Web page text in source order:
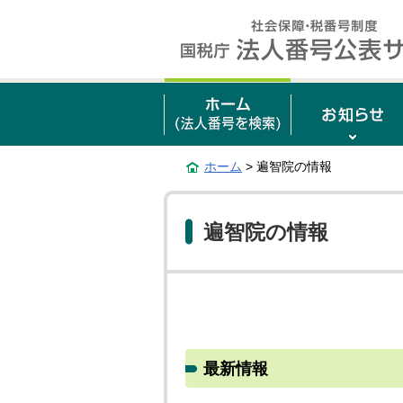
ホーム > 遍智院の情報
遍智院の情報
最新情報